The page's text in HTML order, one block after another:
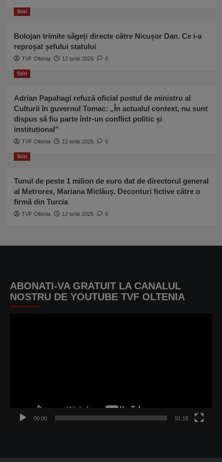
Stiri
Bolojan trimite săgeți directe către Nicușor Dan. Ce i-a
reproșat șefului statului
TVF Oltenia 12 iunie 2026 0
Stiri
Adrian Papahagi refuză oficial postul de ministru al
Culturii în guvernul Tomac: „În actualul context, nu sunt
dispus să fiu parte într-un conflict politic și
instituțional”
TVF Oltenia 12 iunie 2026 0
Stiri
Tunul de peste 1 milion de euro dat de directorul general
al Metrorex, Mariana Miclăuș. Deconturi fictive către o
firmă din Turcia
TVF Oltenia 12 iunie 2026 0
ABONATI-VA GRATUIT LA CANALUL
NOSTRU DE YOUTUBE TVF OLTENIA
00:00 51:16